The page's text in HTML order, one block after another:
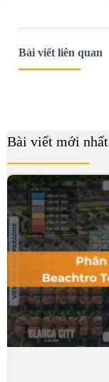
Bài viết liên quan
Bài viết mới nhất